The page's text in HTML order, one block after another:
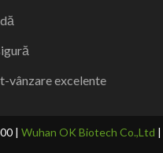
vânzare excelente
| Wuhan OK Biotech Co.,Ltd |